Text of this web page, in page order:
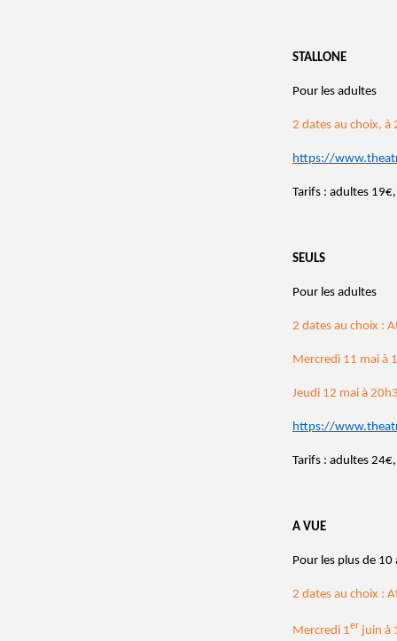
STALLONE
Pour les adultes
2 dates au choix,
https://
Tarifs : adultes
SEULS
Pour les adultes
2 dates au choix :
Mercredi 11 mai à
Jeudi 12 mai
https://
Tarifs : adultes
A VUE
Pour les plus de 10
2 dates au choix :
Mercredi 1er juin à